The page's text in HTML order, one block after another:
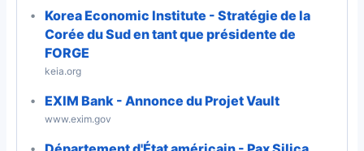
Korea Economic Institute - Stratégie de la
Corée du Sud en tant que présidente de
FORGE
keia.org
EXIM Bank - Annonce du Projet Vault
www.exim.gov